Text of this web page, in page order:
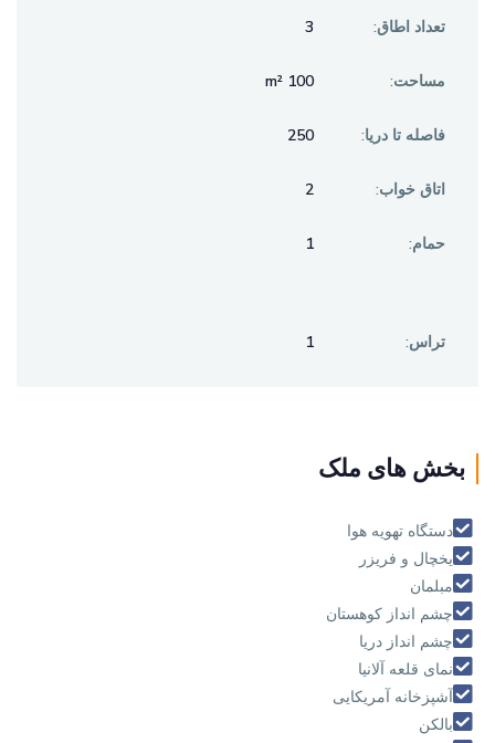
تعداد اطاق: 3
مساحت: 100 m²
فاصله تا دريا: 250
اتاق خواب: 2
حمام: 1
تراس: 1
بخش های ملک
دستگاه تهويه هوا
يخچال و فريزر
مبلمان
چشم انداز كوهستان
چشم انداز دريا
نمای قلعه آلانیا
آشپزخانه آمریکایی
بالکن